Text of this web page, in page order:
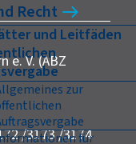
Recht
und Leitfäden
zur
für
e. V. (ABZ
/3173 /3174